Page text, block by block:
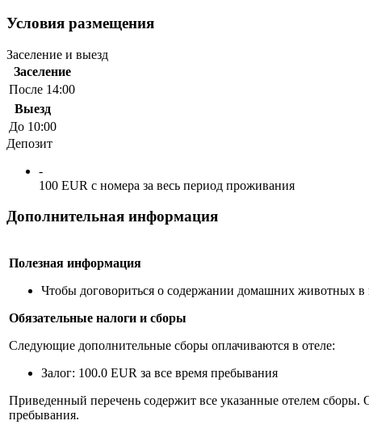
Условия размещения
Заселение и выезд
Заселение
После 14:00
Выезд
До 10:00
Депозит
-
100 EUR с номера за весь период проживания
Дополнительная информация
Полезная информация
Чтобы договориться о содержании домашних животных в
Обязательные налоги и сборы
Следующие дополнительные сборы оплачиваются в отеле:
Залог: 100.0 EUR за все время пребывания
Приведенный перечень содержит все указанные отелем
пребывания.